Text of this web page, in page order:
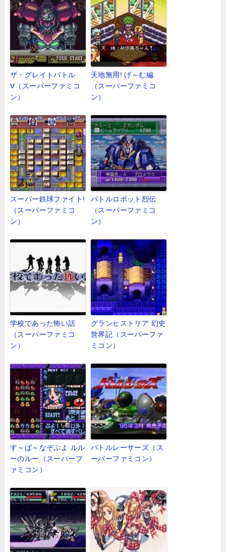
ザ・グレイトバトル
V（スーパーファミコ
ン）
天地無用! げ～む編
（スーパーファミコ
ン）
スーパー鉄球ファイト!
（スーパーファミコ
ン）
バトルロボット烈伝
（スーパーファミコ
ン）
学校であった怖い話
（スーパーファミコ
ン）
グランヒストリア 幻史
世界記（スーパーファ
ミコン）
す～ぱ～なぞぷよ ルル
ーのルー（スーパーフ
ァミコン）
バトルレーサーズ（ス
ーパーファミコン）